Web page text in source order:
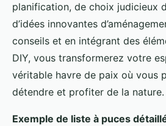
planification, de choix judicieux
d’idées innovantes
conseils et en intégrant des
DIY, vous transformerez votre
véritable havre de paix où vous
détendre et profiter de la nature.
Exemple de liste à puces